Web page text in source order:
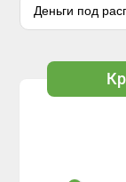
Деньги под